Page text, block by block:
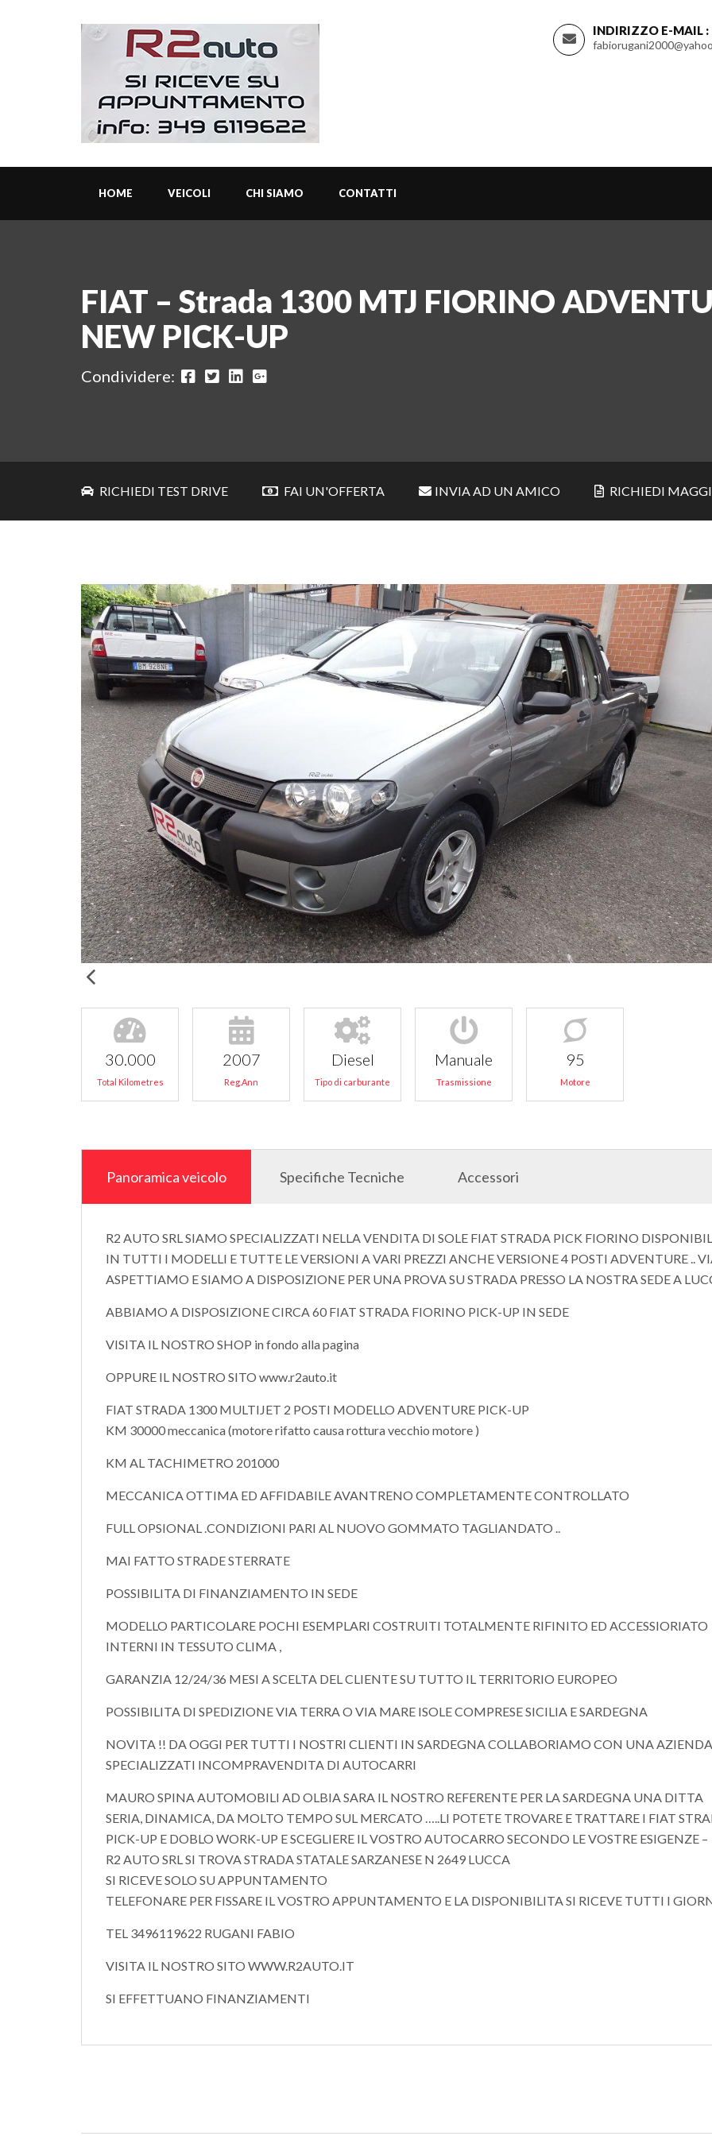
INDIRIZZO E-MAIL :
HOME VEICOLI CHI SIAMO CONTATTI
FIAT – Strada 1300 MTJ FIORINO
NEW PICK-UP
Condividere:
RICHIEDI TEST DRIVE FAI UN'OFFERTA INVIA AD UN AMICO RICHIEDI
30.000
Total Kilometres
2007
Reg.Ann
Diesel
Tipo di carburante
Manuale
Trasmissione
95
Motore
Panoramica veicolo Specifiche Tecniche Accessori
R2 AUTO SRL SIAMO SPECIALIZZATI NELLA VENDITA DI SOLE FIAT STRADA PICK FIORINO
IN TUTTI I MODELLI E TUTTE LE VERSIONI A VARI PREZZI ANCHE VERSIONE 4 POSTI ADVENTURE ..
ASPETTIAMO E SIAMO A DISPOSIZIONE PER UNA PROVA SU STRADA PRESSO LA NOSTRA SEDE A
ABBIAMO A DISPOSIZIONE CIRCA 60 FIAT STRADA FIORINO PICK-UP IN SEDE
VISITA IL NOSTRO SHOP in fondo alla pagina
OPPURE IL NOSTRO SITO www.r2auto.it
FIAT STRADA 1300 MULTIJET 2 POSTI MODELLO ADVENTURE PICK-UP
KM 30000 meccanica (motore rifatto causa rottura vecchio motore )
KM AL TACHIMETRO 201000
MECCANICA OTTIMA ED AFFIDABILE AVANTRENO COMPLETAMENTE CONTROLLATO
FULL OPSIONAL .CONDIZIONI PARI AL NUOVO GOMMATO TAGLIANDATO ..
MAI FATTO STRADE STERRATE
POSSIBILITA DI FINANZIAMENTO IN SEDE
MODELLO PARTICOLARE POCHI ESEMPLARI COSTRUITI TOTALMENTE RIFINITO ED ACCESSIORIATO
INTERNI IN TESSUTO CLIMA ,
GARANZIA 12/24/36 MESI A SCELTA DEL CLIENTE SU TUTTO IL TERRITORIO EUROPEO
POSSIBILITA DI SPEDIZIONE VIA TERRA O VIA MARE ISOLE COMPRESE SICILIA E SARDEGNA
NOVITA !! DA OGGI PER TUTTI I NOSTRI CLIENTI IN SARDEGNA COLLABORIAMO CON UNA AZIENDA
SPECIALIZZATI INCOMPRAVENDITA DI AUTOCARRI
MAURO SPINA AUTOMOBILI AD OLBIA SARA IL NOSTRO REFERENTE PER LA SARDEGNA UNA DITTA
SERIA, DINAMICA, DA MOLTO TEMPO SUL MERCATO …..LI POTETE TROVARE E TRATTARE I FIAT
PICK-UP E DOBLO WORK-UP E SCEGLIERE IL VOSTRO AUTOCARRO SECONDO LE VOSTRE ESIGENZE –
R2 AUTO SRL SI TROVA STRADA STATALE SARZANESE N 2649 LUCCA
SI RICEVE SOLO SU APPUNTAMENTO
TELEFONARE PER FISSARE IL VOSTRO APPUNTAMENTO E LA DISPONIBILITA SI RICEVE TUTTI I
TEL 3496119622 RUGANI FABIO
VISITA IL NOSTRO SITO WWW.R2AUTO.IT
SI EFFETTUANO FINANZIAMENTI